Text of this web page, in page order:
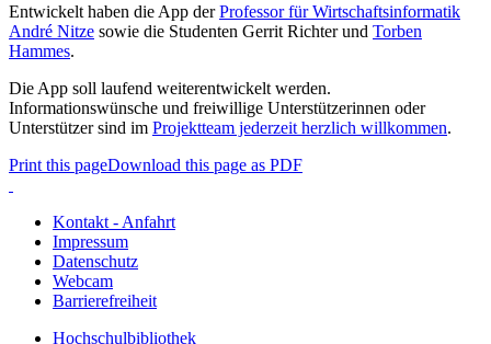
Entwickelt haben die App derProfessor für Wirtschaftsinformatik
André Nitze sowie die Studenten Gerrit Richter und Torben
Hammes.
Die App soll laufend weiterentwickelt werden.
Informationswünsche und freiwillige Unterstützerinnen oder
Unterstützer sind im Projektteam jederzeit herzlich willkommen.
Print this pageDownload this page as PDF
Kontakt - Anfahrt
Impressum
Datenschutz
Webcam
Barrierefreiheit
Hochschulbibliothek